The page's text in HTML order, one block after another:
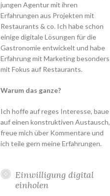
jungen Agentur mit ihren
Erfahrungen aus Projekten mit
Restaurants & co. Ich habe schon
einige digitale Lösungen für die
Gastronomie entwickelt und habe
Erfahrung mit Marketing besonders
mit Fokus auf Restaurants.
Warum das ganze?
Ich hoffe auf reges Interesse, baue
auf einen konstruktiven Austausch,
freue mich über Kommentare und
ich teile gern meine Erfahrungen.
Einwilligung digital
einholen